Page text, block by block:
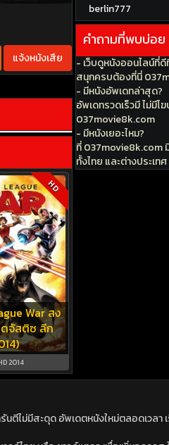
แจ้งหนังเสีย
War สง
ดจัสติซ ลีก
HD
2014
berlin777
คำถามที่พบบ่อย
- เว็บดูหนังออนไลน์ที่
สนุกครบต้องที่นี่
- มีหนังอัพเดทล่าสุด?
อัพเดทรวดเร็วมี ไม่มี
037movie8k.com
- มีหนังเยอะไหม?
ที่ 037movie8k.com
ทั้งไทย และต่างประเท
ตีไม่มีสะดุด อัพเดตหนังใหม่ตลอดเวลา